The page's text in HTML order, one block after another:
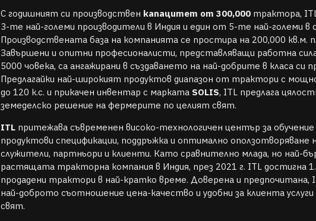
С годишният си производствен капацитет от 300,000трактора,
3-те най-големи производители в Индия и един от 5-те най-големи в
Производствената база на компанията се простира на 200,000 кв.м.
Завършени и опитни професионалисти, представляващи работна
5000 човека, са ангажирани в създаването на най-добрите в класа си
Предлагайки най-широкият продуктов диапазон от трактори с
до 120 к.с. и прикачен инвентар с марката SOLIS, ITL предлага
земеделско решение на фермерите по целият свят.
ITLпритежава съвременен високо-технологичен център за обучение
продуктови спецификации, поддръжка и оптимално оползотворяване
служители, партньори и клиенти. Като сравнително млада, но най-
растящата тракторна компания в Индия, през 2021 г. ITL достигна
продадени трактори в най-кратко време. Доверена и предпочитана,
най-доброто съотношение цена-качество и удобни за клиента
свят.